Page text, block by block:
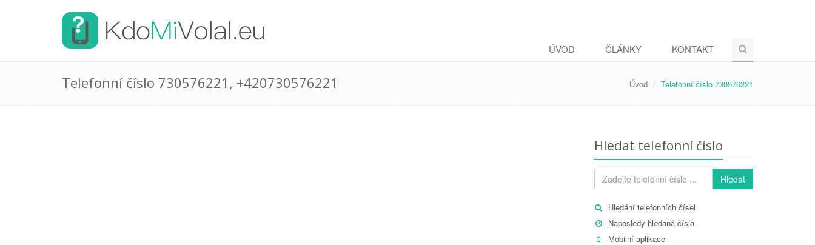
ÚVOD ČLÁNKY KONTAKT
Telefonní číslo 730576221, +420730576221 Úvod Telefonní číslo 730576221
Hledat telefonní číslo
Hledat
Hledání telefonních čísel
Naposledy hledaná čísla
Mobilní aplikace